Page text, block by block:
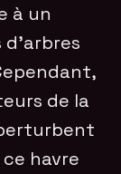
à un
de la
havre